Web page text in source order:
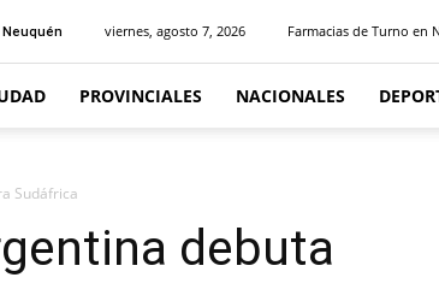
Neuquén viernes, agosto 7, 2026 Farmacias de Turno en
PROVINCIALES NACIONALES
Sudáfrica
debuta